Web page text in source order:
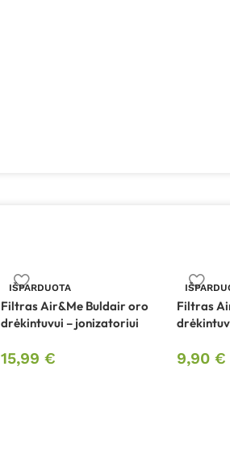
IŠPARDUOTA
Filtras Air&Me Buldair oro
drėkintuvui – jonizatoriui
15,99€
Filtras
9,90 €